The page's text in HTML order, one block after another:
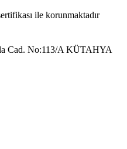
ile korunmaktadır
Cad. No:113/A KÜTAHYA